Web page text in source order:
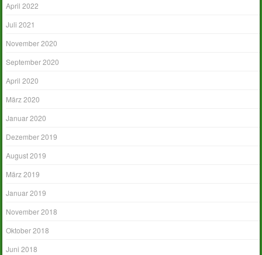
April 2022
Juli 2021
November 2020
September 2020
April 2020
März 2020
Januar 2020
Dezember 2019
August 2019
März 2019
Januar 2019
November 2018
Oktober 2018
Juni 2018